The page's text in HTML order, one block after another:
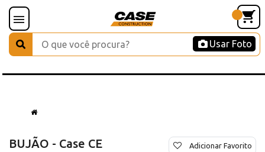
Usar Foto
BUJÃO - Case CE Adicionar Favorito